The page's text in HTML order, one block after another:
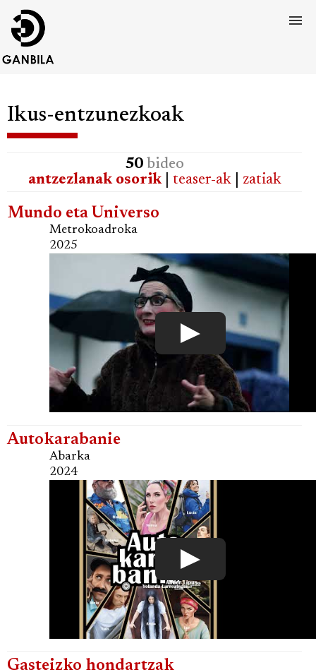
Ikus-entzunezkoak
50 bideo
antzezlanak osorik| teaser-ak| zatiak
Mundo eta Universo
Metrokoadroka
2025
Autokarabanie
Abarka
2024
Gasteizko hondartzak